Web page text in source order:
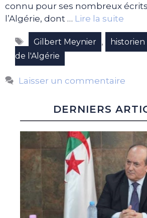
connu pour ses nombreux
l’Algérie, dont … Lire la suite
Étiquettes
Gilbert Meynier , historien
de l'Algérie
Laisser un commentaire
DERNIERS